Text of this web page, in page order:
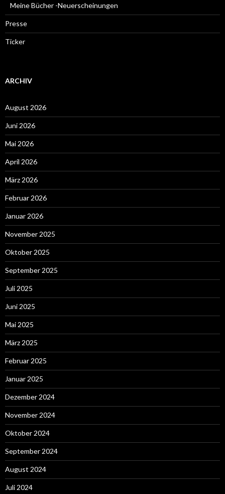
Meine Bücher -Neuerscheinungen
Presse
Ticker
ARCHIV
August 2026
Juni 2026
Mai 2026
April 2026
März 2026
Februar 2026
Januar 2026
November 2025
Oktober 2025
September 2025
Juli 2025
Juni 2025
Mai 2025
März 2025
Februar 2025
Januar 2025
Dezember 2024
November 2024
Oktober 2024
September 2024
August 2024
Juli 2024